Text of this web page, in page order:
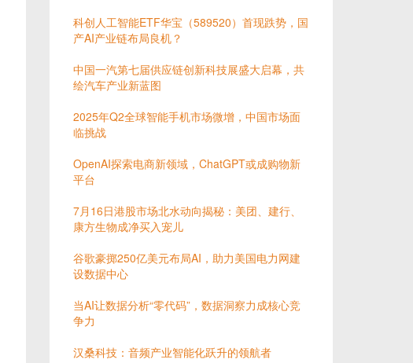
科创人工智能ETF华宝（589520）首现跌势，国
产AI产业链布局良机？
中国一汽第七届供应链创新科技展盛大启幕，共
绘汽车产业新蓝图
2025年Q2全球智能手机市场微增，中国市场面
临挑战
OpenAI探索电商新领域，ChatGPT或成购物新
平台
7月16日港股市场北水动向揭秘：美团、建行、
康方生物成净买入宠儿
谷歌豪掷250亿美元布局AI，助力美国电力网建
设数据中心
当AI让数据分析“零代码”，数据洞察力成核心竞
争力
汉桑科技：音频产业智能化跃升的领航者